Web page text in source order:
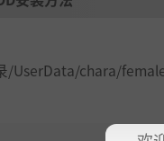
UserData/chara/female